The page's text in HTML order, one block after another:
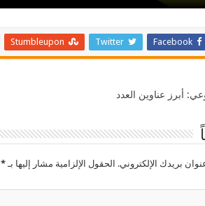
Facebook
Twitter
Stumbleupon
أبرز عناوين العدد
بريدك الإلكتروني. الحقول الإلزامية مشار إليها بـ*